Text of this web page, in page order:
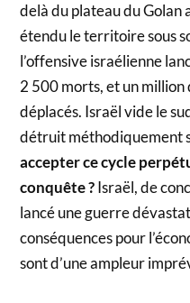
delà du plateau du Golan
étendu le territoire sous
l’offensive israélienne
2 500 morts, et un million
déplacés. Israël vide le
détruit méthodiquement
accepter ce cycle
conquête ?Israël, de
lancé une guerre
conséquences pour
sont d’une ampleur